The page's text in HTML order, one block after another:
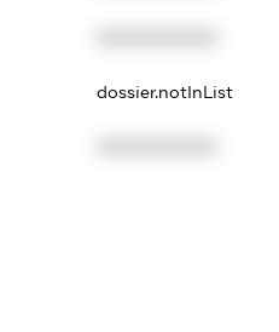
dossier.notInList